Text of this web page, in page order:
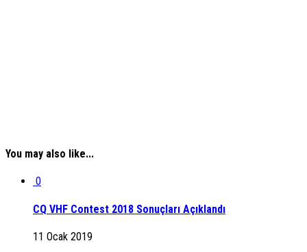
You may also like...
0
CQ VHF Contest 2018 Sonuçları Açıklandı
11 Ocak 2019